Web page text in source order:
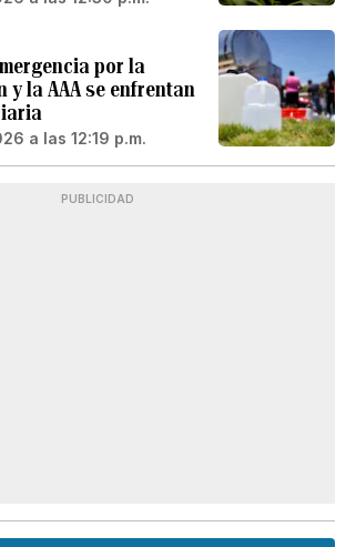
por la
y la AAA se enfrentan
a las 12:19 p.m.
PUBLICIDAD